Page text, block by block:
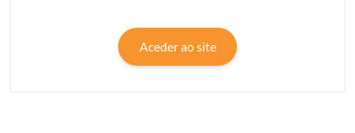
Aceder ao site